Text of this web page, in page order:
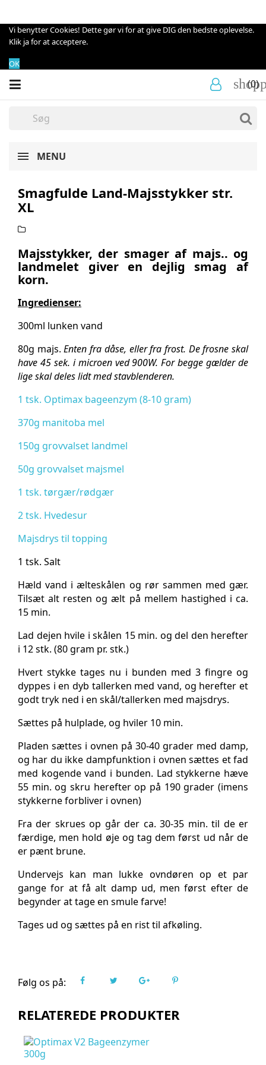
Vi benytter Cookies! Dette gør vi for at give DIG den bedste oplevelse.
Klik ja for at acceptere.
OK
(0)
MENU
Smagfulde Land-Majsstykker str.
XL
Majsstykker, der smager af majs.. og
landmelet giver en dejlig smag af
korn.
Ingredienser:
300ml lunken vand
80g majs.Enten fra dåse, eller fra frost. De frosne skal
have 45 sek. i microen ved 900W. For begge gælder de
lige skal deles lidt med stavblenderen.
1 tsk. Optimax bageenzym (8-10 gram)
370g manitoba mel
150g grovvalset landmel
50g grovvalset majsmel
1 tsk. tørgær/rødgær
2 tsk. Hvedesur
Majsdrys til topping
1 tsk. Salt
Hæld vand i ælteskålen og rør sammen med gær.
Tilsæt alt resten og ælt på mellem hastighed i ca.
15 min.
Lad dejen hvile i skålen 15 min. og del den herefter
i 12 stk. (80 gram pr. stk.)
Hvert stykke tages nu i bunden med 3 fingre og
dyppes i en dyb tallerken med vand, og herefter et
godt tryk ned i en skål/tallerken med majsdrys.
Sættes på hulplade, og hviler 10 min.
Pladen sættes i ovnen på 30-40 grader med damp,
og har du ikke dampfunktion i ovnen sættes et fad
med kogende vand i bunden. Lad stykkerne hæve
55 min. og skru herefter op på 190 grader (imens
stykkerne forbliver i ovnen)
Fra der skrues op går der ca. 30-35 min. til de er
færdige, men hold øje og tag dem først ud når de
er pænt brune.
Undervejs kan man lukke ovndøren op et par
gange for at få alt damp ud, men først efter de
begynder at tage en smule farve!
Tages ud og sættes på en rist til afkøling.
Følg os på:
RELATEREDE PRODUKTER